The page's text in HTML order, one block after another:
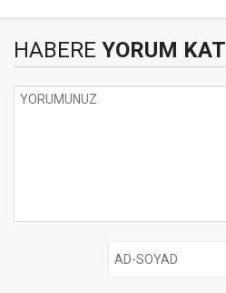
HABERE YORUM KAT